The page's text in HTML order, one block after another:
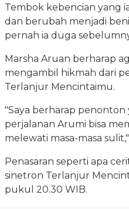
Tembok kebencian yang
dan berubah menjadi
pernah ia duga
Marsha Aruan berharap
mengambil hikmah dari
Terlanjur Mencintaimu.
"Saya berharap penonton
perjalanan Arumi bisa
melewati masa-masa
Penasaran seperti apa
sinetron Terlanjur
pukul 20.30 WIB.